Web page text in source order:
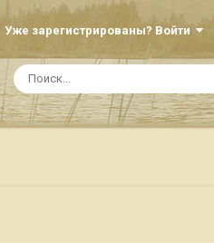
Уже зарегистрированы? Войти